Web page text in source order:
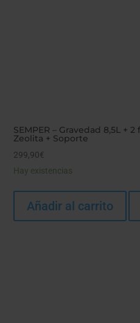
SEMPER – Gravedad 8,5L +
Zeolita + Soporte
299,90€
Hay existencias
Añadir al carrito